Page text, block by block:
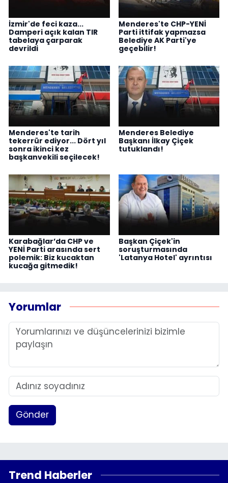
İzmir'de feci kaza...
Damperi açık kalan TIR
tabelaya çarparak
devrildi
Menderes'te CHP-YENİ
Parti ittifak yapmazsa
Belediye AK Parti'ye
geçebilir!
Menderes'te tarih
tekerrür ediyor... Dört yıl
sonra ikinci kez
başkanvekili seçilecek!
Menderes Belediye
Başkanı İlkay Çiçek
tutuklandı!
Karabağlar’da CHP ve
YENİ Parti arasında sert
polemik: Biz kucaktan
kucağa gitmedik!
Başkan Çiçek'in
soruşturmasında
'Latanya Hotel' ayrıntısı
Yorumlar
Gönder
Trend Haberler